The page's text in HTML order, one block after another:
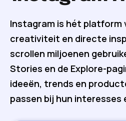
Instagram is hét platform
creativiteit en directe
scrollen miljoenen
Stories en de Explore-
ideeën, trends en
passen bij hun interesses